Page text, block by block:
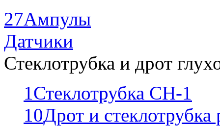
27Ампулы
Датчики
Стеклотрубка и дрот
1Стеклотрубка СН-1
10Дрот и